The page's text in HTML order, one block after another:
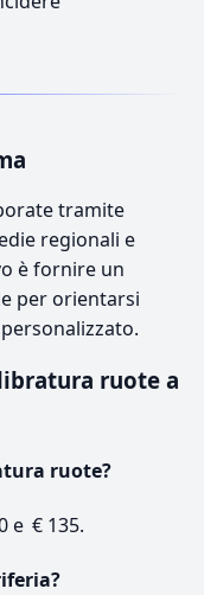
tramite
regionali e
è fornire un
per orientarsi
ruote a
ruote?
e € 135.